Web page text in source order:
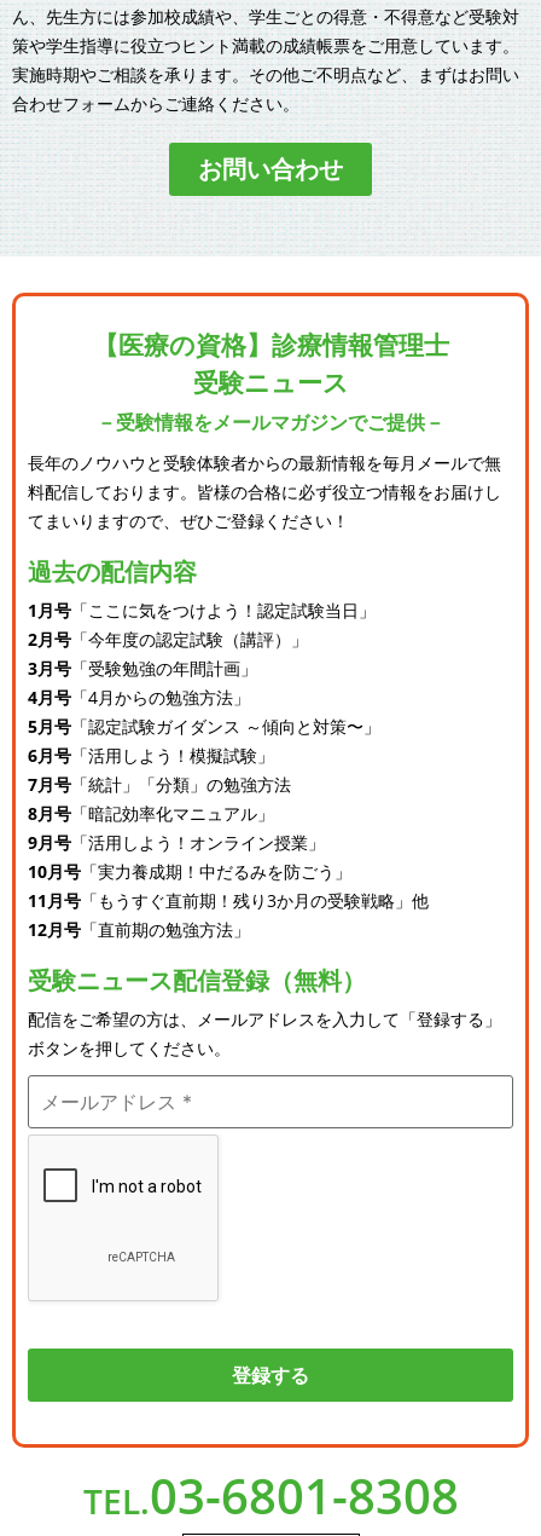
ん、先生方には参加校成績や、学生ごとの得意・不得意など受験対
策や学生指導に役立つヒント満載の成績帳票をご用意しています。
実施時期やご相談を承ります。その他ご不明点など、まずはお問い
合わせフォームからご連絡ください。
お問い合わせ
【医療の資格】診療情報管理士
受験ニュース
－受験情報をメールマガジンでご提供－
長年のノウハウと受験体験者からの最新情報を毎月メールで無
料配信しております。 皆様の合格に必ず役立つ情報をお届けし
てまいりますので、ぜひご登録ください！
過去の配信内容
1月号 「ここに気をつけよう！認定試験当日」
2月号 「今年度の認定試験（講評）」
3月号 「受験勉強の年間計画」
4月号 「4月からの勉強方法」
5月号 「認定試験ガイダンス ～傾向と対策〜」
6月号 「活用しよう！模擬試験」
7月号 「統計」「分類」の勉強方法
8月号 「暗記効率化マニュアル」
9月号 「活用しよう！オンライン授業」
10月号 「実力養成期！中だるみを防ごう」
11月号 「もうすぐ直前期！残り3か月の受験戦略」他
12月号 「直前期の勉強方法」
受験ニュース配信登録（無料）
配信をご希望の方は、メールアドレスを入力して「登録する」
ボタンを押してください。
TEL.03-6801-8308